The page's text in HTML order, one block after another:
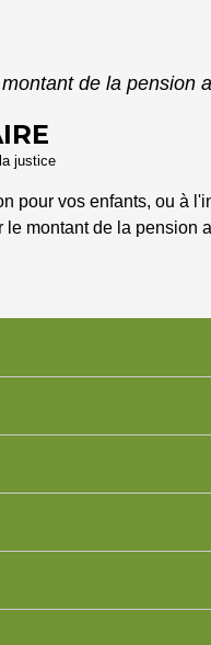
de la pension
justice
pour vos enfants, ou à
montant de la pension